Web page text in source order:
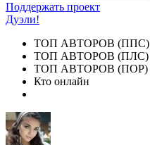
Поддержать проект
Дуэли!
ТОП АВТОРОВ (ППС)
ТОП АВТОРОВ (ПЛС)
ТОП АВТОРОВ (ПОР)
Кто онлайн